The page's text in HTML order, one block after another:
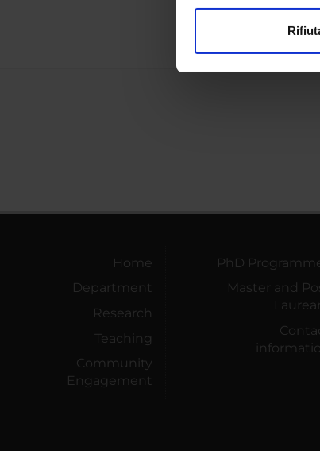
modificare o ritirare il
Home
Department
Research
Teaching
Community
Engagement
PhD
Master and